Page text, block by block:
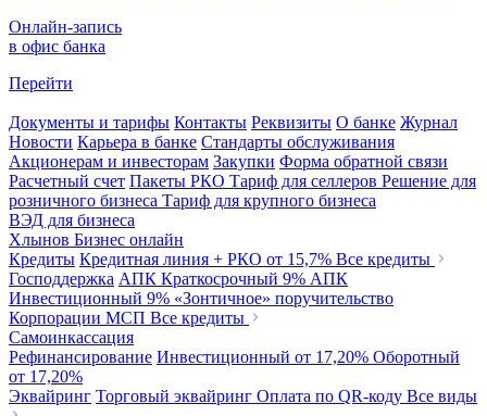
Онлайн-запись
в офис банка
Перейти
Документы и тарифы Контакты Реквизиты О банке Журнал
Новости Карьера в банке Стандарты обслуживания
Акционерам и инвесторам Закупки Форма обратной связи
Расчетный счет Пакеты РКО Тариф для селлеров Решение для
розничного бизнеса Тариф для крупного бизнеса
ВЭД для бизнеса
Хлынов Бизнес онлайн
Кредиты Кредитная линия + РКО от 15,7% Все кредиты
Господдержка АПК Краткосрочный 9% АПК
Инвестиционный 9% «Зонтичное» поручительство
Корпорации МСП Все кредиты
Самоинкассация
Рефинансирование Инвестиционный от 17,20% Оборотный
от 17,20%
Эквайринг Торговый эквайринг Оплата по QR-коду Все виды